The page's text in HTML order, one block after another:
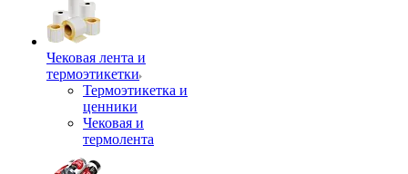
Чековая лента и
термоэтикетки
Термоэтикетка и
ценники
Чековая и
термолента